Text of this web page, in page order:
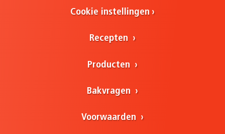
Cookie instellingen
Recepten
Producten
Bakvragen
Voorwaarden